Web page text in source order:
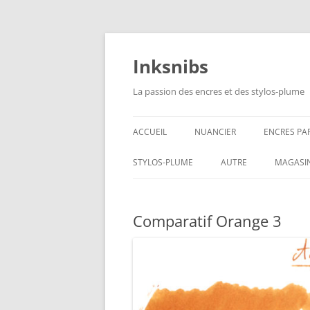
Aller
contenu
Inksnibs
La passion des encres et des stylos-plume
ACCUEIL NUANCIER ENCRES
ENCRES
ENCRES
ENCRES
ENCRES
STYLOS-PLUME AUTRE
CULINAIRE
Comparatif Orange 3